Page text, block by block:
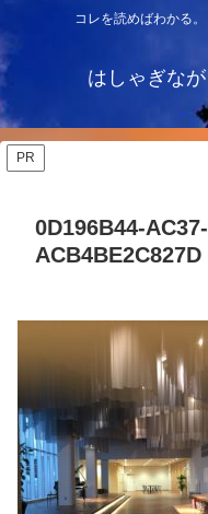
コレを読めばわかる
はしゃぎな
PR
0D196B44-
ACB4BE2C827D